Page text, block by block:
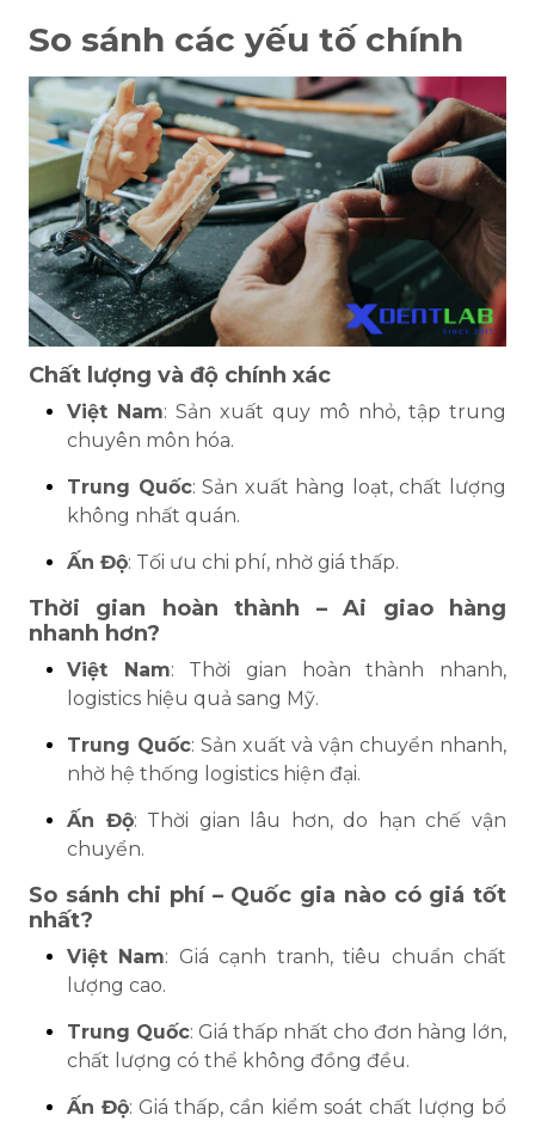
So sánh các yếu tố chính
Chất lượng và độ chính xác
Việt Nam: Sản xuất quy mô nhỏ, tập trung
chuyên môn hóa.
Trung Quốc: Sản xuất hàng loạt, chất lượng
không nhất quán.
Ấn Độ: Tối ưu chi phí, nhờ giá thấp.
Thời gian hoàn thành – Ai giao hàng
nhanh hơn?
Việt Nam: Thời gian hoàn thành nhanh,
logistics hiệu quả sang Mỹ.
Trung Quốc: Sản xuất và vận chuyển nhanh,
nhờ hệ thống logistics hiện đại.
Ấn Độ: Thời gian lâu hơn, do hạn chế vận
chuyển.
So sánh chi phí – Quốc gia nào có giá tốt
nhất?
Việt Nam: Giá cạnh tranh, tiêu chuẩn chất
lượng cao.
Trung Quốc: Giá thấp nhất cho đơn hàng lớn,
chất lượng có thể không đồng đều.
Ấn Độ: Giá thấp, cần kiểm soát chất lượng bổ